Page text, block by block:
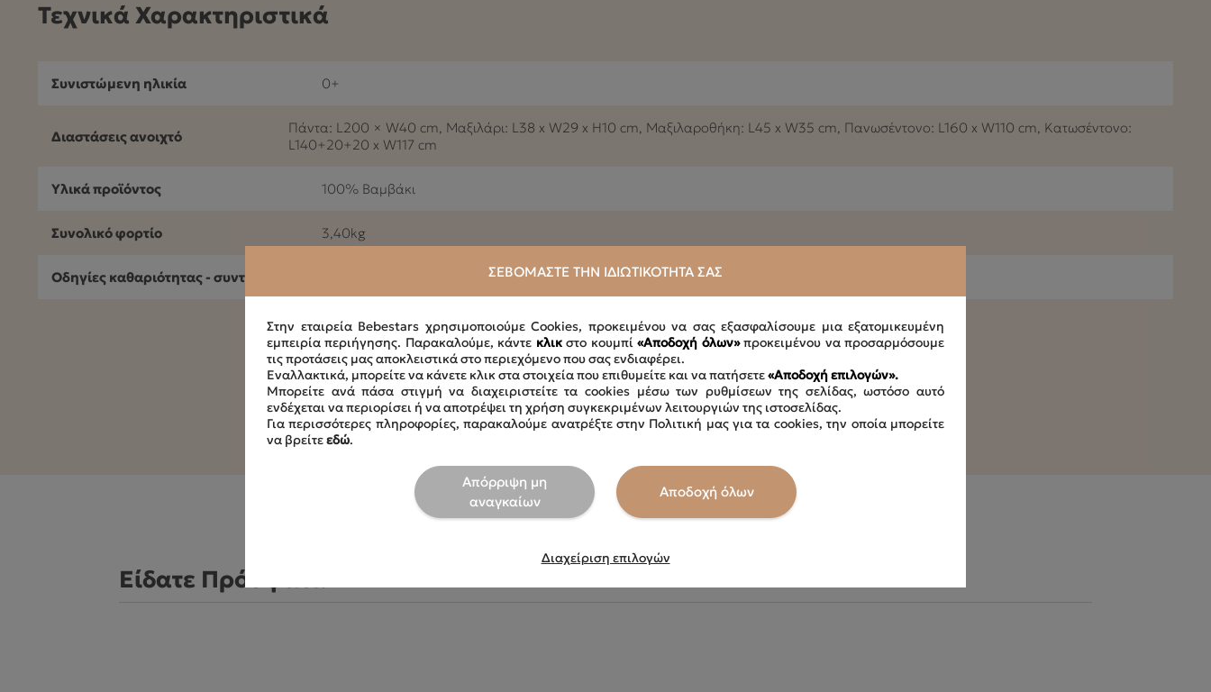
Τεχνικά Χαρακτηριστικά
Συνιστώμενη ηλικία 0+
Διαστάσεις ανοιχτό
Πάντα: L200 × W40 cm, Μαξιλάρι: L38 x W29 x H10 cm, Μαξιλαροθήκη: L45 x W35 cm, Πανωσέντονο: L160 x W110 cm, Κατωσέντονο:
L140+20+20 x W117 cm
Υλικά προϊόντος 100% Βαμβάκι
Συνολικό φορτίο 3,40kg
Οδηγίες καθαριότητας - συντήρησης 30°C Πλυντήριο ,Xαμηλές στροφές ,Xωρίς λευκαντικά ,Oχι στεγνωτήριο
Είδατε Πρόσφατα
ΣΕΒΌΜΑΣΤΕ ΤΗΝ ΙΔΙΩΤΙΚΌΤΗΤΆ ΣΑΣ
Στην εταιρεία Bebestars χρησιμοποιούμε Cookies, προκειμένου να σας εξασφαλίσουμε μια εξατομικευμένη
εμπειρία περιήγησης. Παρακαλούμε, κάντε κλικστο κουμπί«Αποδοχή όλων»προκειμένου να προσαρμόσουμε
τις προτάσεις μας αποκλειστικά στο περιεχόμενο που σας ενδιαφέρει.
Εναλλακτικά, μπορείτε να κάνετε κλικ στα στοιχεία που επιθυμείτε και να πατήσετε«Αποδοχή επιλογών».
Μπορείτε ανά πάσα στιγμή να διαχειριστείτε τα cookies μέσω των ρυθμίσεων της σελίδας, ωστόσο αυτό
ενδέχεται να περιορίσει ή να αποτρέψει τη χρήση συγκεκριμένων λειτουργιών της ιστοσελίδας.
Για περισσότερες πληροφορίες, παρακαλούμε ανατρέξτε στην Πολιτική μας για τα cookies, την οποία μπορείτε
να βρείτεεδώ.
Απόρριψη μη
αναγκαίων
Αποδοχή όλων
Διαχείριση επιλογών